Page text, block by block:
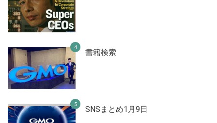
書籍検索
SNSまとめ1月9日